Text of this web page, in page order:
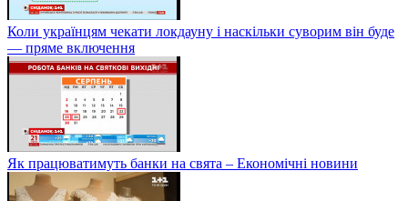
Коли українцям чекати локдауну і наскільки суворим він буде
— пряме включення
Як працюватимуть банки на свята – Економічні новини